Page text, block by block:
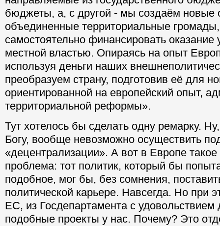
бюджеты, а, с другой - мы создаём новые
объединенные территориальные
самостоятельно финансировать оказание
местной властью. Опираясь на опыт
используя деньги наших
преобразуем страну, подготовив её для
ориентированной на европейский опыт,
территориальной реформы».
Тут хотелось бы сделать одну ремарку.
Богу, вообще невозможно осуществить
«децентрализации». А вот в Европе
проблема: тот политик, который бы
подобное, мог бы, без сомнения,
политической карьере. Навсегда. Но при
ЕС, из Госдепартамента с удовольствием
подобные проекты у нас. Почему? Это